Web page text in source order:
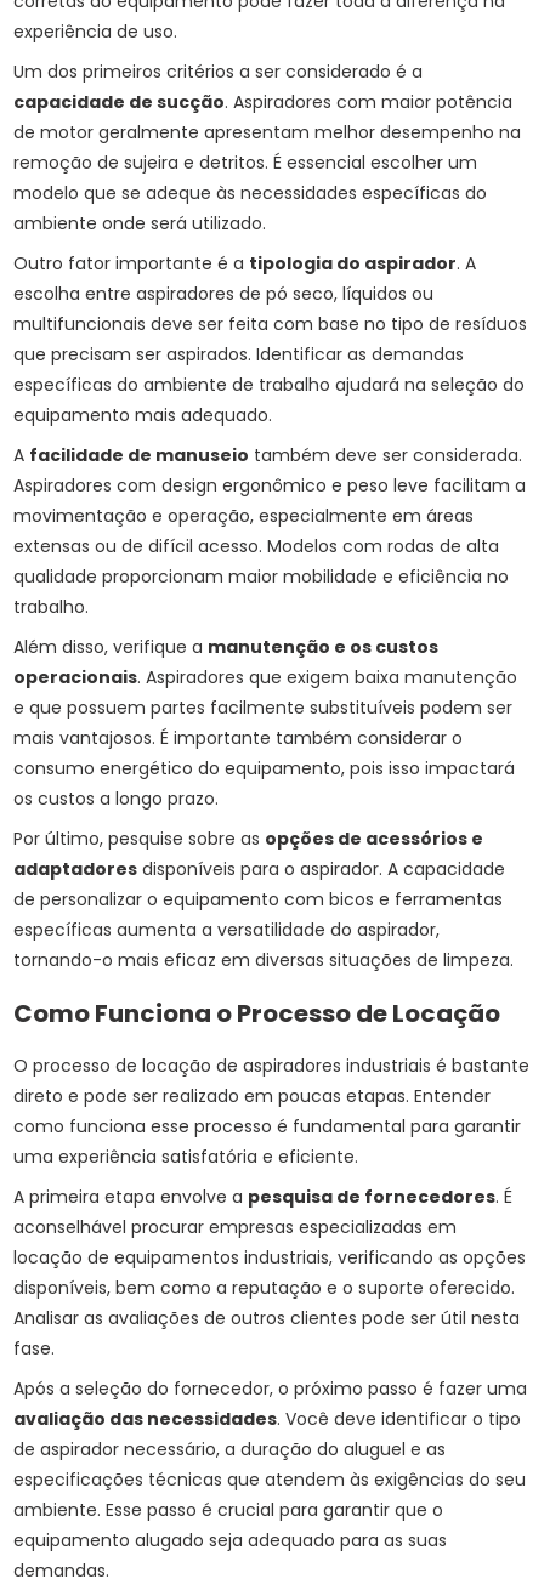
experiência de uso.
Um dos primeiros critérios a ser considerado é a
capacidade de sucção. Aspiradores com maior potência
de motor geralmente apresentam melhor desempenho na
remoção de sujeira e detritos. É essencial escolher um
modelo que se adeque às necessidades específicas do
ambiente onde será utilizado.
Outro fator importante é a tipologia do aspirador. A
escolha entre aspiradores de pó seco, líquidos ou
multifuncionais deve ser feita com base no tipo de resíduos
que precisam ser aspirados. Identificar as demandas
específicas do ambiente de trabalho ajudará na seleção do
equipamento mais adequado.
A facilidade de manuseio também deve ser considerada.
Aspiradores com design ergonômico e peso leve facilitam a
movimentação e operação, especialmente em áreas
extensas ou de difícil acesso. Modelos com rodas de alta
qualidade proporcionam maior mobilidade e eficiência no
trabalho.
Além disso, verifique a manutenção e os custos
operacionais. Aspiradores que exigem baixa manutenção
e que possuem partes facilmente substituíveis podem ser
mais vantajosos. É importante também considerar o
consumo energético do equipamento, pois isso impactará
os custos a longo prazo.
Por último, pesquise sobre as opções de acessórios e
adaptadores disponíveis para o aspirador. A capacidade
de personalizar o equipamento com bicos e ferramentas
específicas aumenta a versatilidade do aspirador,
tornando-o mais eficaz em diversas situações de limpeza.
Como Funciona o Processo de Locação
O processo de locação de aspiradores industriais é bastante
direto e pode ser realizado em poucas etapas. Entender
como funciona esse processo é fundamental para garantir
uma experiência satisfatória e eficiente.
A primeira etapa envolve a pesquisa de fornecedores. É
aconselhável procurar empresas especializadas em
locação de equipamentos industriais, verificando as opções
disponíveis, bem como a reputação e o suporte oferecido.
Analisar as avaliações de outros clientes pode ser útil nesta
fase.
Após a seleção do fornecedor, o próximo passo é fazer uma
avaliação das necessidades. Você deve identificar o tipo
de aspirador necessário, a duração do aluguel e as
especificações técnicas que atendem às exigências do seu
ambiente. Esse passo é crucial para garantir que o
equipamento alugado seja adequado para as suas
demandas.